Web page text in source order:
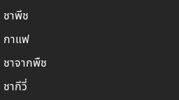
ชาพีช
กาแฟ
ชาจากพืช
ชากีวี่